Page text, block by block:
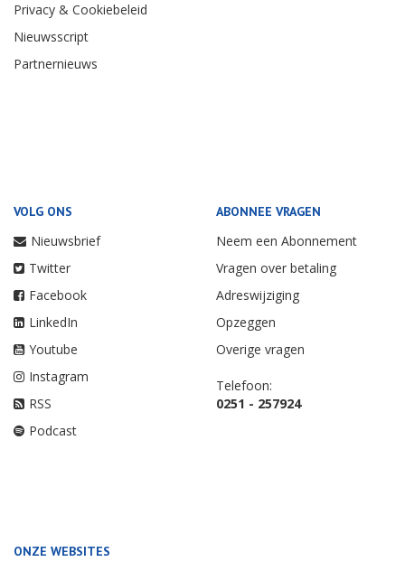
Privacy & Cookiebeleid
Nieuwsscript
Partnernieuws
VOLG ONS
Nieuwsbrief
Twitter
Facebook
LinkedIn
Youtube
Instagram
RSS
Podcast
ABONNEE VRAGEN
Neem een Abonnement
Vragen over betaling
Adreswijziging
Opzeggen
Overige vragen
Telefoon:
0251 - 257924
ONZE WEBSITES